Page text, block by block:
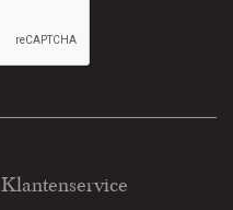
Klantenservice